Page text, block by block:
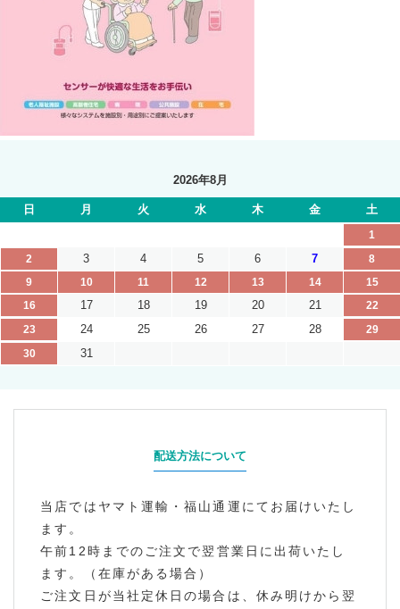
2026年8月
日 月 火 水 木 金 土
1
2
3 4 5 6 7
8
9
10 11 12 13 14
15
16
17 18 19 20 21
22
23
24 25 26 27 28
29
30
31
配送方法について
当店ではヤマト運輸・福山通運にてお届けいたし
ます。
午前12時までのご注文で翌営業日に出荷いたし
ます。（在庫がある場合）
ご注文日が当社定休日の場合は、休み明けから翌